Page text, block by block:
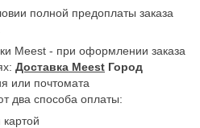
полной предоплаты заказа
Meest - при оформлении заказа
Доставка Meest Город
или почтомата
два способа оплаты: